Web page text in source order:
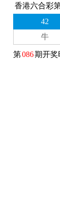
香港六合彩
42
牛
第086期开奖